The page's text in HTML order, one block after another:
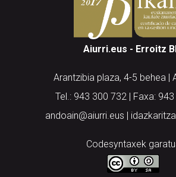
Aiurri.eus - Erroitz
Arantzibia plaza, 4-5 behea |
Tel.: 943 300 732 | Faxa: 943
andoain@aiurri.eus |
Codesyntaxek